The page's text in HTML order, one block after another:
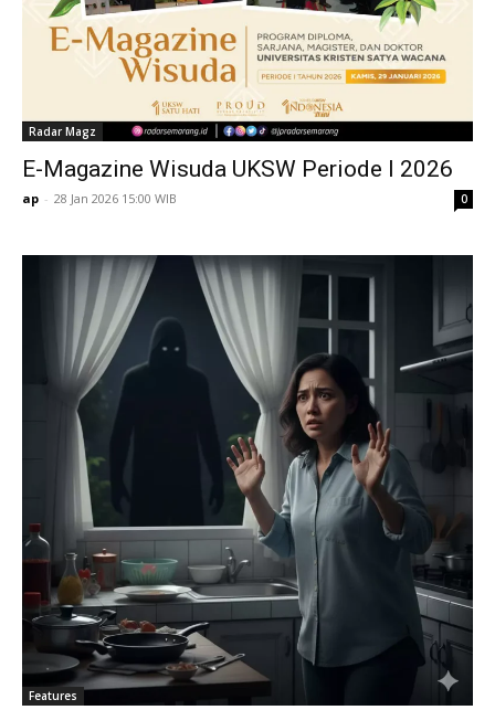
Radar Magz
E-Magazine Wisuda UKSW Periode I 2026
ap - 28 Jan 2026 15:00 WIB 0
Features